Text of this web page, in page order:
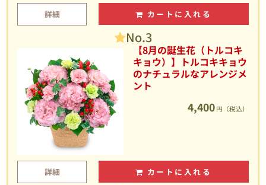
詳細 カートに入れる
No.3
【8月の誕生花（トルコキ
キョウ）】トルコキキョウ
のナチュラルなアレンジメ
ント
4,400 円（税込）
詳細 カートに入れる